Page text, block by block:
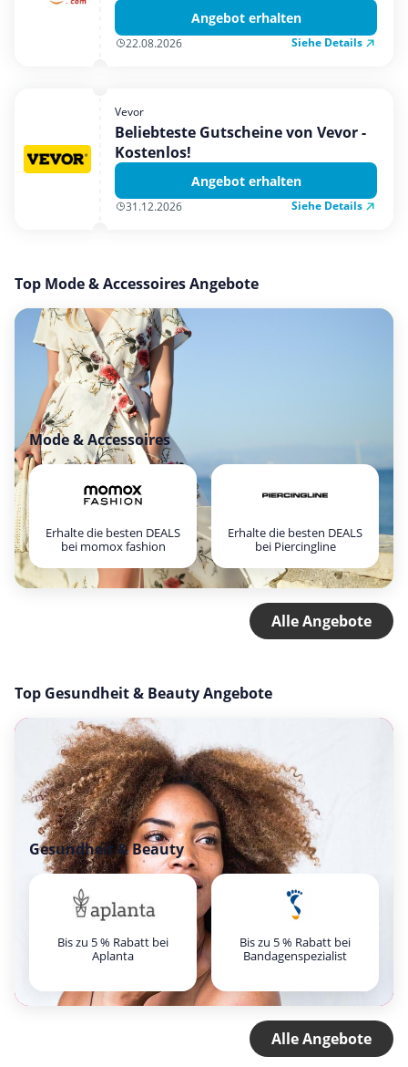
Angebot erhalten
22.08.2026 Siehe Details
Vevor
Beliebteste Gutscheine von Vevor -
Kostenlos!
Angebot erhalten
31.12.2026 Siehe Details
Top Mode & Accessoires Angebote
Mode & Accessoires
Erhalte die besten DEALS
bei momox fashion
Erhalte die besten DEALS
bei Piercingline
Alle Angebote
Top Gesundheit & Beauty Angebote
Gesundheit & Beauty
Bis zu 5 % Rabatt bei
Aplanta
Bis zu 5 % Rabatt bei
Bandagenspezialist
Alle Angebote